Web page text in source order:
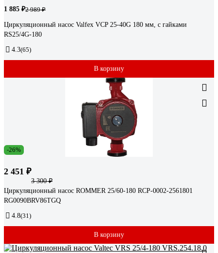
1 885 ₽2 989 ₽
Циркуляционный насос Valfex VCP 25-40G 180 мм, с гайками
RS25/4G-180
4.3(65)
В корзину
-26%
2 451 ₽
3 300 ₽
Циркуляционный насос ROMMER 25/60-180 RCP-0002-2561801
RG0090BRV86TGQ
4.8(31)
В корзину